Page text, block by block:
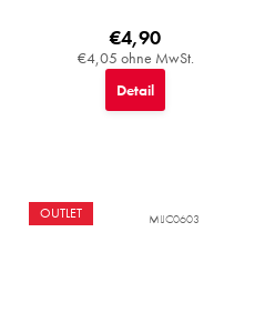
€4,05 ohne MwSt.
€4,90
Detail
OUTLET MIJC0603